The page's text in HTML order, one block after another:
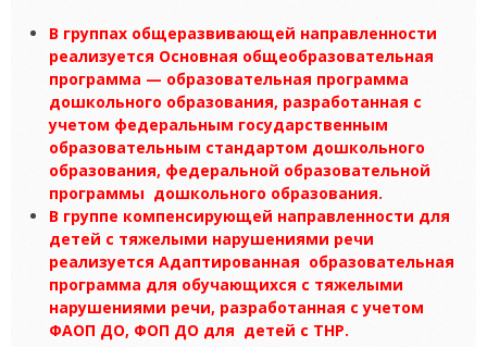
В группах общеразвивающей направленности
реализуется Основная общеобразовательная
программа — образовательная программа
дошкольного образования, разработанная с
учетом федеральным государственным
образовательным стандартом дошкольного
образования, федеральной образовательной
программы дошкольного образования.
В группе компенсирующей направленности для
детей с тяжелыми нарушениями речи
реализуется Адаптированная образовательная
программа для обучающихся с тяжелыми
нарушениями речи, разработанная с учетом
ФАОП ДО, ФОП ДО для детей с ТНР.